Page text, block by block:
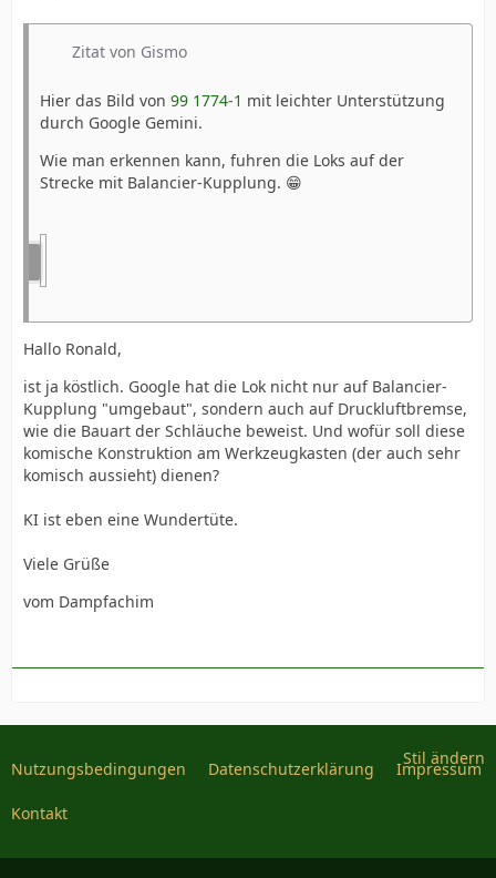
Zitat von Gismo
Hier das Bild von 99 1774-1 mit leichter Unterstützung
durch Google Gemini.
Wie man erkennen kann, fuhren die Loks auf der
Strecke mit Balancier-Kupplung. 😁
Hallo Ronald,
ist ja köstlich. Google hat die Lok nicht nur auf Balancier-
Kupplung "umgebaut", sondern auch auf Druckluftbremse,
wie die Bauart der Schläuche beweist. Und wofür soll diese
komische Konstruktion am Werkzeugkasten (der auch sehr
komisch aussieht) dienen?
KI ist eben eine Wundertüte.
Viele Grüße
vom Dampfachim
Stil ändern
Nutzungsbedingungen Datenschutzerklärung Impressum
Kontakt